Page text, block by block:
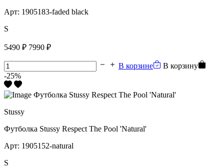
Арт: 1905183-faded black
S
5490 ₽ 7990 ₽
В корзине
В корзину
-25%
Stussy
Футболка Stussy Respect The Pool 'Natural'
Арт: 1905152-natural
S